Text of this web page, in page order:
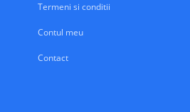
Termeni si conditii
Contul meu
Contact